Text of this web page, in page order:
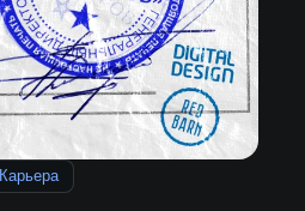
Карьера